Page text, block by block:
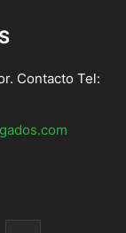
Contacto Tel: